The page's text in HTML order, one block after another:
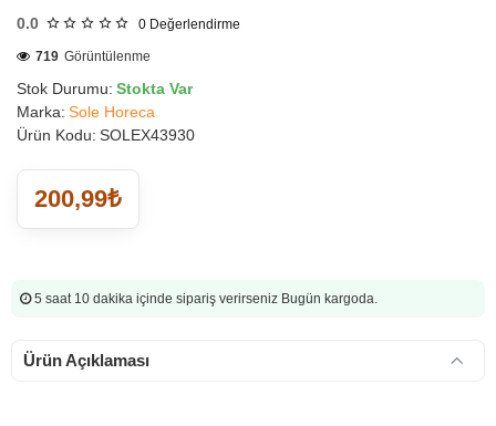
0.0 0 Değerlendirme
Stok Durumu: Stokta Var
Marka: Sole Horeca
Ürün Kodu: SOLEX43930
719 Görüntülenme
200,99₺
5 saat 10 dakika içinde sipariş verirseniz Bugün kargoda.
Ürün Açıklaması